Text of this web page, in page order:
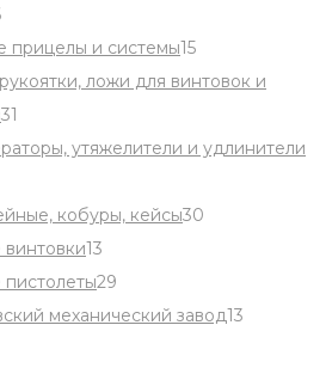
86
products
прицелы и системы1515
products
ложи для винтовок и
31
productsутяжелители и удлинители
кобуры, кейсы30
13
products
29
products
механический завод13